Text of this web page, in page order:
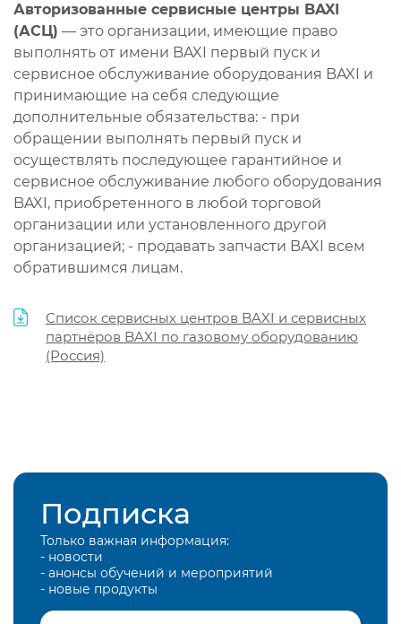
Авторизованные сервисные центры BAXI
(АСЦ) — это организации, имеющие право
выполнять от имени BAXI первый пуск и
сервисное обслуживание оборудования BAXI и
принимающие на себя следующие
дополнительные обязательства: - при
обращении выполнять первый пуск и
осуществлять последующее гарантийное и
сервисное обслуживание любого оборудования
BAXI, приобретенного в любой торговой
организации или установленного другой
организацией; - продавать запчасти BAXI всем
обратившимся лицам.
Список сервисных центров BAXI и сервисных
партнёров BAXI по газовому оборудованию
(Россия)
Подписка
Только важная информация:
- новости
- анонсы обучений и мероприятий
- новые продукты